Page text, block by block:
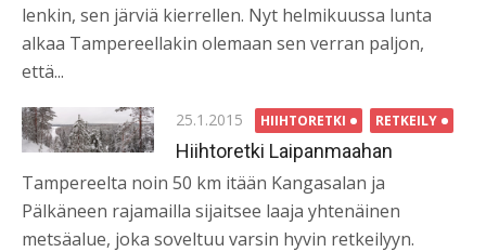
lenkin, sen järviä kierrellen. Nyt helmikuussa lunta
alkaa Tampereellakin olemaan sen verran paljon,
että...
Posted
on
25.1.2015 HIIHTORETKI RETKEILY
Hiihtoretki Laipanmaahan
Tampereelta noin 50 km itään Kangasalan ja
Pälkäneen rajamailla sijaitsee laaja yhtenäinen
metsäalue, joka soveltuu varsin hyvin retkeilyyn.